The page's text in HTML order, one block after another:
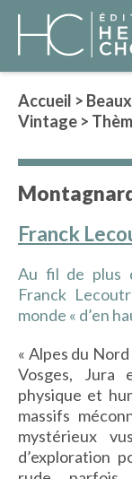
Accueil >
Vintage >
Franck
Au fil de plus
Franck
monde « d’en
« Alpes du
Vosges, Jura
physique et
massifs
mystérieux
d’exploration